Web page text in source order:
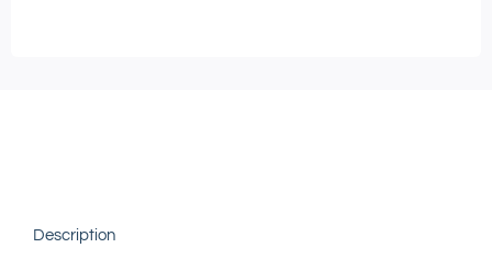
Description